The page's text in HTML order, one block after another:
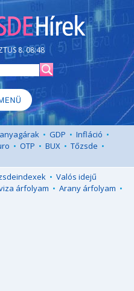
8. 08:48
• GDP • Infláció •
• OTP • BUX • Tőzsde •
• Valós idejű
árfolyam • Arany árfolyam •